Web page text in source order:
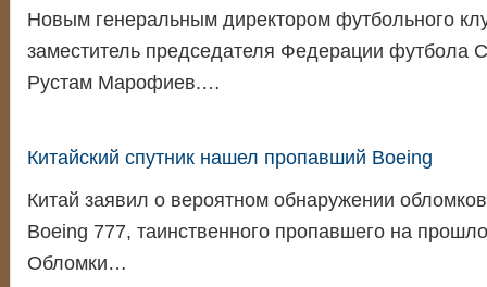
Новым генеральным директором футбольного
заместитель председателя Федерации футбола
Рустам Марофиев.…
Китайский спутник нашел пропавший Boeing
Китай заявил о вероятном обнаружении
Boeing 777, таинственного пропавшего на
Обломки…